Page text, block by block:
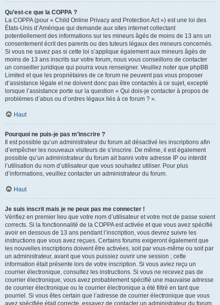
Qu’est-ce que la COPPA ?
La COPPA (pour « Child Online Privacy and Protection Act ») est une loi des
États-Unis d’Amérique qui demande aux sites internet collectant
potentiellement des informations sur les mineurs âgés de moins de 13 ans un
consentement écrit des parents ou des tuteurs légaux des mineurs concernés.
Si vous ne savez pas si cette loi s’applique également aux mineurs âgés de
moins de 13 ans inscrits sur votre forum, nous vous conseillons de contacter
un conseiller juridique qui pourra vous renseigner. Veuillez noter que phpBB
Limited et que les propriétaires de ce forum ne peuvent pas vous proposer
d’assistance légale et ne doivent donc pas être contactés à ce sujet, excepté
lorsque l’assistance porte sur la question « Qui dois-je contacter à propos de
problèmes d’abus ou d’ordres légaux liés à ce forum ? ».
Haut
Pourquoi ne puis-je pas m’inscrire ?
Il est possible qu’un administrateur du forum ait désactivé les inscriptions afin
d’empêcher les nouveaux visiteurs de s’inscrire. De même, il est également
possible qu’un administrateur du forum ait banni votre adresse IP ou interdit
l’utilisation du nom d’utilisateur que vous souhaitez utiliser. Pour plus
d’informations, veuillez contacter un administrateur du forum.
Haut
Je suis inscrit mais je ne peux pas me connecter !
Vérifiez en premier lieu que votre nom d’utilisateur et votre mot de passe soient
corrects. Si la fonctionnalité de la COPPA est activée et que vous avez spécifié
avoir en dessous de 13 ans pendant l’inscription, vous devrez suivre les
instructions que vous avez reçues. Certains forums exigeront également que
les nouvelles inscriptions doivent être activées, soit par vous-même ou soit par
un administrateur, avant que vous puissiez ouvrir une session ; cette
information était présente lors de votre inscription. Si vous aviez reçu un
courrier électronique, consultez les instructions. Si vous ne recevez pas de
courrier électronique, vous avez probablement spécifié une mauvaise adresse
de courrier électronique ou le courrier électronique a été filtré en tant que
pourriel. Si vous êtes certain que l’adresse de courrier électronique que vous
avez spécifiée était correcte, essayez de contacter un administrateur du forum.